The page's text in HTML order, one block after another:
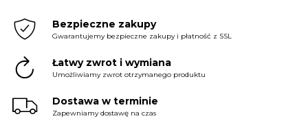
Bezpieczne zakupy
Gwarantujemy bezpieczne zakupy i płatność z SSL
Łatwy zwrot i wymiana
Umożliwiamy zwrot otrzymanego produktu
Dostawa w terminie
Zapewniamy dostawę na czas